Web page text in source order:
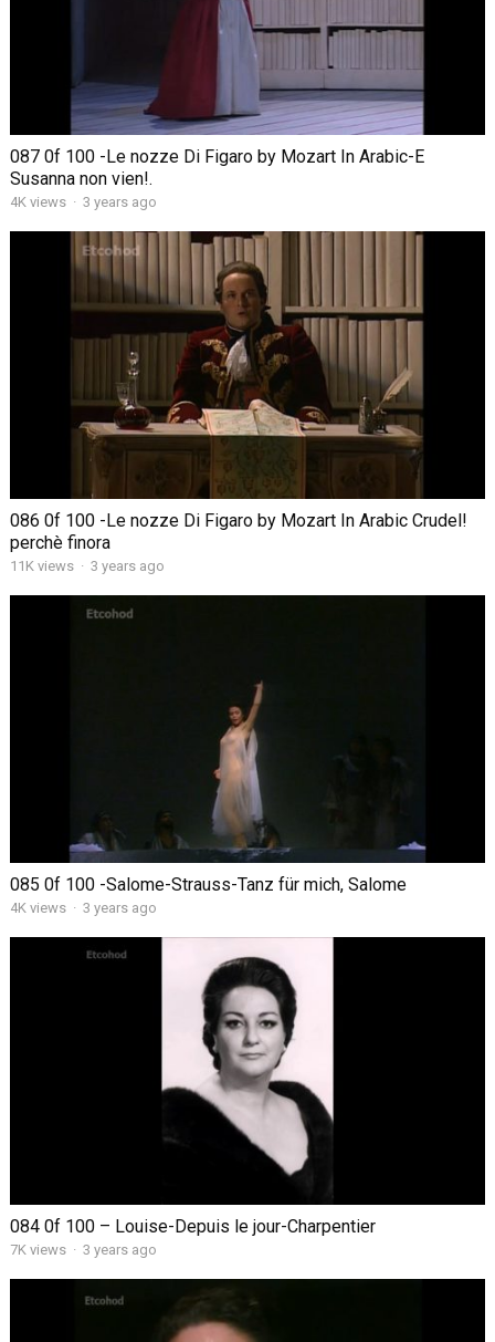
087 0f 100 -Le nozze Di Figaro by Mozart In Arabic-E
Susanna non vien!.
4K views · 3 years ago
086 0f 100 -Le nozze Di Figaro by Mozart In Arabic Crudel!
perchè finora
11K views · 3 years ago
085 0f 100 -Salome-Strauss-Tanz für mich, Salome
4K views · 3 years ago
084 0f 100 – Louise-Depuis le jour-Charpentier
7K views · 3 years ago